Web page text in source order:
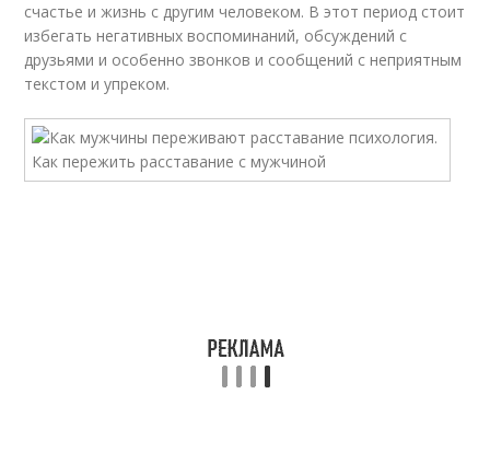
счастье и жизнь с другим человеком. В этот период стоит
избегать негативных воспоминаний, обсуждений с
друзьями и особенно звонков и сообщений с неприятным
текстом и упреком.